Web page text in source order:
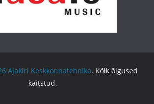
Ajakiri Keskkonnatehnika. Kõik õigused
kaitstud.